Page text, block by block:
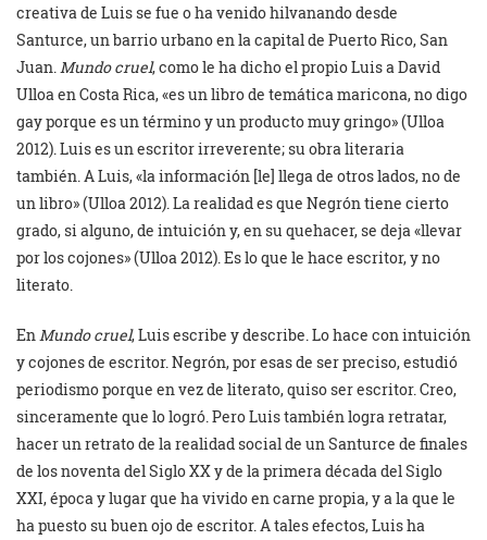
creativa de Luis se fue o ha venido hilvanando desde
Santurce, un barrio urbano en la capital de Puerto Rico, San
Juan. Mundo cruel, como le ha dicho el propio Luis a David
Ulloa en Costa Rica, «es un libro de temática maricona, no digo
gay porque es un término y un producto muy gringo» (Ulloa
2012). Luis es un escritor irreverente; su obra literaria
también. A Luis, «la información [le] llega de otros lados, no de
un libro» (Ulloa 2012). La realidad es que Negrón tiene cierto
grado, si alguno, de intuición y, en su quehacer, se deja «llevar
por los cojones» (Ulloa 2012). Es lo que le hace escritor, y no
literato.
En Mundo cruel, Luis escribe y describe. Lo hace con intuición
y cojones de escritor. Negrón, por esas de ser preciso, estudió
periodismo porque en vez de literato, quiso ser escritor. Creo,
sinceramente que lo logró. Pero Luis también logra retratar,
hacer un retrato de la realidad social de un Santurce de finales
de los noventa del Siglo XX y de la primera década del Siglo
XXI, época y lugar que ha vivido en carne propia, y a la que le
ha puesto su buen ojo de escritor. A tales efectos, Luis ha